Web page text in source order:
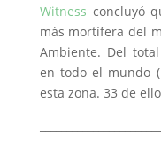
Witness concluyó
más mortífera del
Ambiente. Del
en todo el mundo
esta zona. 33 de